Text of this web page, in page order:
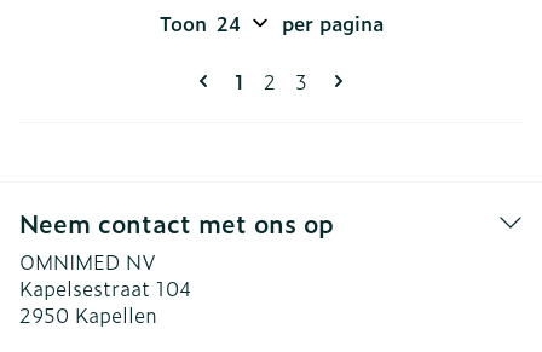
Pagina's
U lees momenteel pagina
1 Pagina
2 Pagina
3
Toon per pagina
Neem contact met ons op
OMNIMED NV
Kapelsestraat 104
2950 Kapellen